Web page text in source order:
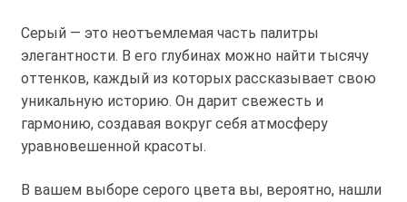
Серый — это неотъемлемая часть палитры
элегантности. В его глубинах можно найти тысячу
оттенков, каждый из которых рассказывает свою
уникальную историю. Он дарит свежесть и
гармонию, создавая вокруг себя атмосферу
уравновешенной красоты.
В вашем выборе серого цвета вы, вероятно, нашли